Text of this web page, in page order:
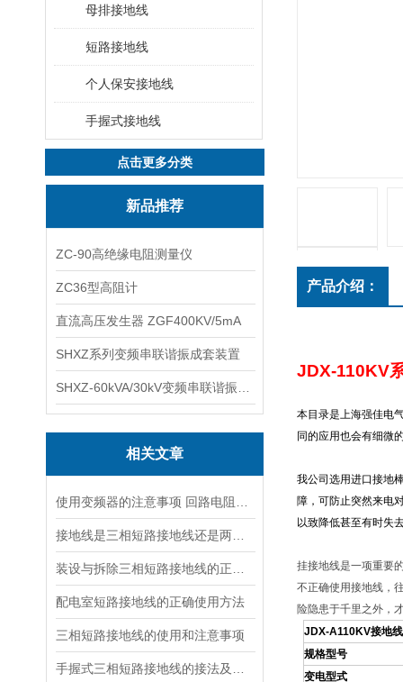
母排接地线
短路接地线
个人保安接地线
手握式接地线
点击更多分类
新品推荐
ZC-90高绝缘电阻测量仪
ZC36型高阻计
直流高压发生器 ZGF400KV/5mA
SHXZ系列变频串联谐振成套装置
相关文章
配电室短路接地线的正确使用方法
三相短路接地线的使用和注意事项
产品介绍：
JDX-110KV
本目录是上海强佳电
同的应用也会有细微
我公司选用进口接地
障，可防止突然来电
以致降低甚至有时失
挂接地线是一项重要
不正确使用接地线，
险隐患于千里之外，
JDX-A110KV接地线
规格型号
变电型式